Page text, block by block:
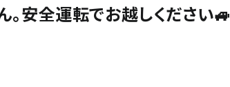
安全運転でお越しください🚙